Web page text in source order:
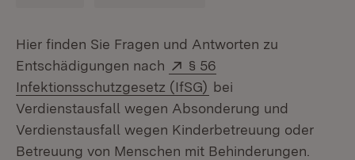
Hier finden Sie Fragen und Antworten zu
Entschädigungen nach
Extern:
§ 56
Infektionsschutzgesetz (IfSG) (Öffnet in neuem
bei
Verdienstausfall wegen Absonderung und
Verdienstausfall wegen Kinderbetreuung oder
Betreuung von Menschen mit Behinderungen.